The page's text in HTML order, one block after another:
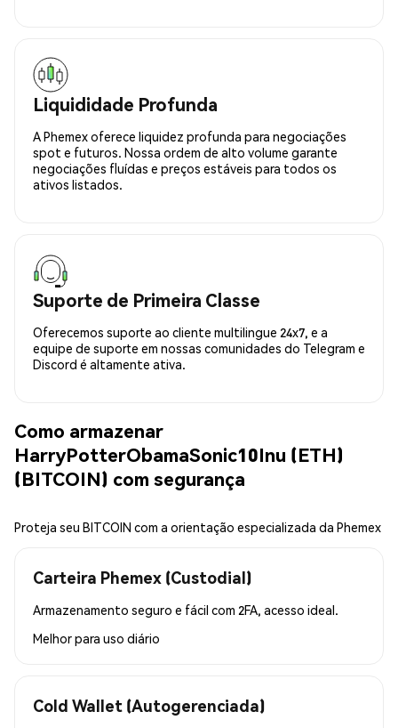
Liquididade Profunda
A Phemex oferece liquidez profunda para negociações
spot e futuros. Nossa ordem de alto volume garante
negociações fluídas e preços estáveis para todos os
ativos listados.
Suporte de Primeira Classe
Oferecemos suporte ao cliente multilingue 24x7, e a
equipe de suporte em nossas comunidades do Telegram e
Discord é altamente ativa.
Como armazenar
HarryPotterObamaSonic10Inu (ETH)
(BITCOIN) com segurança
Proteja seu BITCOIN com a orientação especializada da Phemex
Carteira Phemex (Custodial)
Armazenamento seguro e fácil com 2FA, acesso ideal.
Melhor para uso diário
Cold Wallet (Autogerenciada)